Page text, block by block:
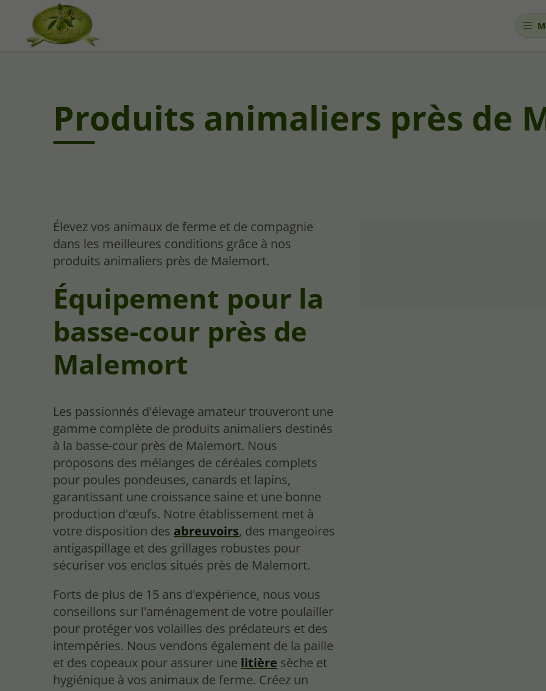
Produits animaliers près de
Élevez vos animaux de ferme et de compagnie
dans les meilleures conditions grâce à nos
produits animaliers près de Malemort.
Équipement pour la
basse-cour près de
Malemort
Les passionnés d'élevage amateur trouveront une
gamme complète de produits animaliers destinés
à la basse-cour près de Malemort. Nous
proposons des mélanges de céréales complets
pour poules pondeuses, canards et lapins,
garantissant une croissance saine et une bonne
production d'œufs. Notre établissement met à
votre disposition des abreuvoirs, des mangeoires
antigaspillage et des grillages robustes pour
sécuriser vos enclos situés près de Malemort.
Forts de plus de 15 ans d'expérience, nous vous
conseillons sur l'aménagement de votre poulailler
pour protéger vos volailles des prédateurs et des
intempéries. Nous vendons également de la paille
et des copeaux pour assurer une litière sèche et
hygiénique à vos animaux de ferme. Créez un